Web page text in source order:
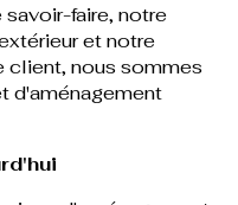
faire, notre
et notre
client, nous sommes
d'aménagement